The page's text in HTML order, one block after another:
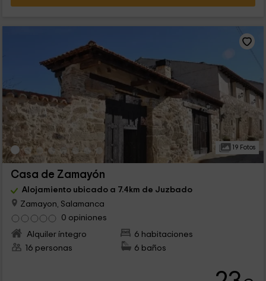
19 Fotos
Casa de Zamayón
Alojamiento ubicado a 7.4km de Juzbado
Zamayon, Salamanca
0 opiniones
Alquiler íntegro
6 habitaciones
16 personas
6 baños